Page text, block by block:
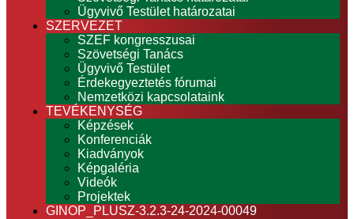
Ügyvivő Testület határozatai
SZERVEZET
SZEF kongresszusai
Szövetségi Tanács
Ügyvivő Testület
Érdekegyeztetés fórumai
Nemzetközi kapcsolataink
TEVÉKENYSÉG
Képzések
Konferenciák
Kiadványok
Képgaléria
Videók
Projektek
GINOP_PLUSZ-3.2.3-24-2024-00049